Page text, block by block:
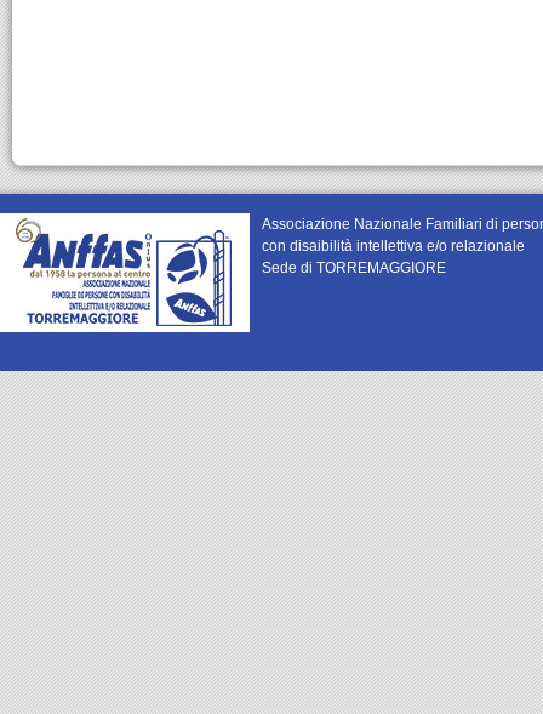
Associazione Nazionale Familiari di
con disaibilità intellettiva e/o relazionale
Sede di TORREMAGGIORE